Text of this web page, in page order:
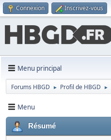
Connexion Inscrivez-vous
Menu principal
Forums HBGD ► Profil de HBGD ►
Menu
Résumé